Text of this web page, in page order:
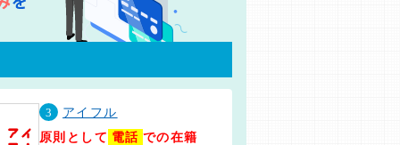
3
アイフル
原則として 電話 での在籍